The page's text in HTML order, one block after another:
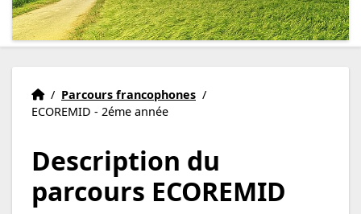
Accueil
Accueil
/ Parcours francophones /
ECOREMID - 2éme année
Description du
parcours ECOREMID